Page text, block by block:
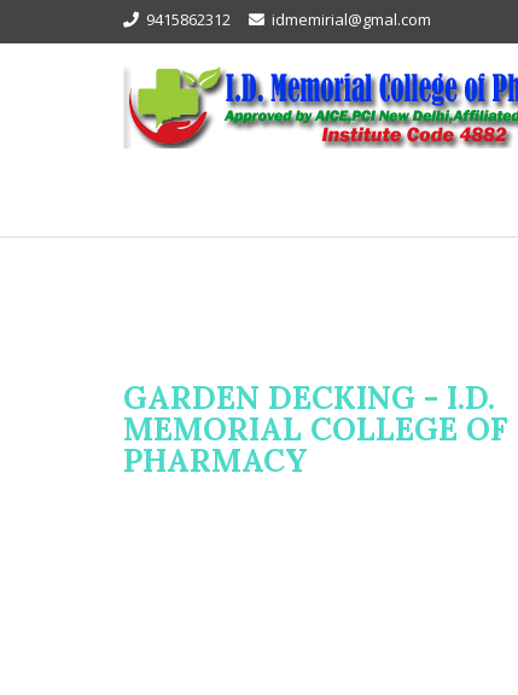
9415862312 idmemirial@gmal.com
GARDEN DECKING - I.D.
MEMORIAL COLLEGE OF
PHARMACY